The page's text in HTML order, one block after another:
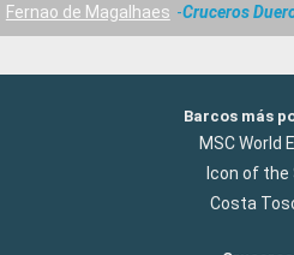
Fernao de Magalhaes
Cruceros
Barcos más
MSC World
Icon of the
Costa